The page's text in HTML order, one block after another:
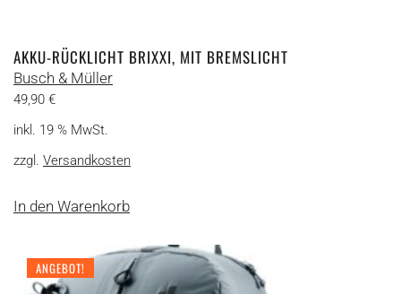
AKKU-RÜCKLICHT BRIXXI, MIT BREMSLICHT
Busch & Müller
49,90 €
inkl. 19 % MwSt.
zzgl. Versandkosten
In den Warenkorb
ANGEBOT!